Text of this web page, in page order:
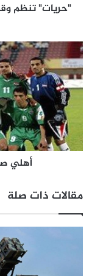
"حريات" تنظم
أهلي
مقالات ذات صلة